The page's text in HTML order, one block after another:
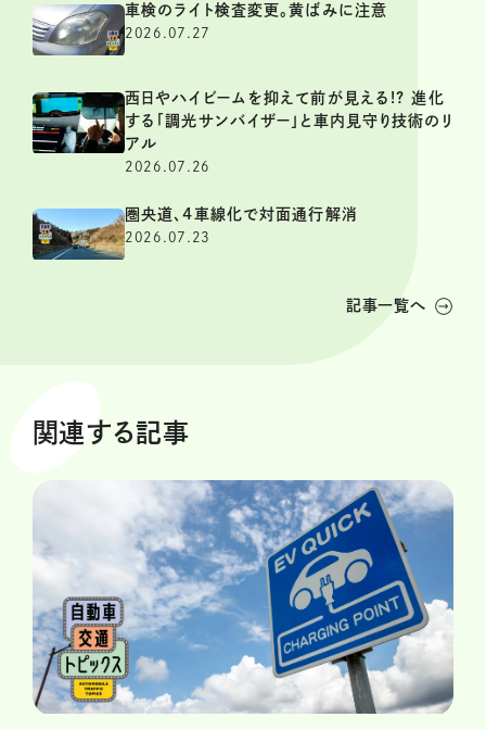
車検のライト検査変更。黄ばみに注意
2026.07.27
西日やハイビームを抑えて前が見える!? 進化
する「調光サンバイザー」と車内見守り技術のリ
アル
2026.07.26
圏央道、4車線化で対面通行解消
2026.07.23
記事一覧へ
関連する記事